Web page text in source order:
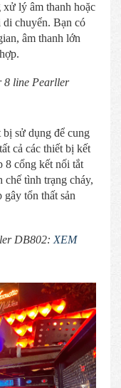
lý âm thanh hoặc
di chuyển. Bạn có
âm thanh lớn
8 line Pearller
sử dụng để cung
cả các thiết bị kết
8 cổng kết nối tắt
chế tình trạng cháy,
tổn thất sản
DB802: XEM